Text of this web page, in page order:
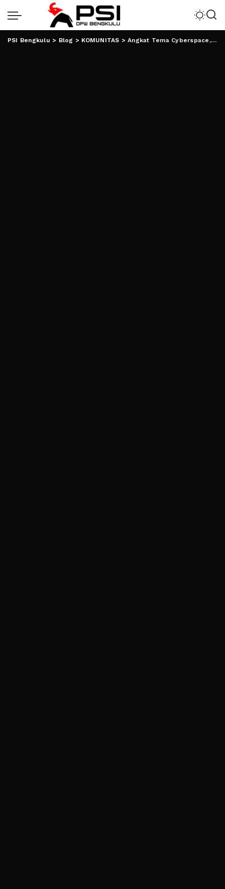
PSI Bengkulu > Blog > KOMUNITAS >Angkat Tema Cyberspace, Mapaba PMII FEBI Diikuti 66 Peserta